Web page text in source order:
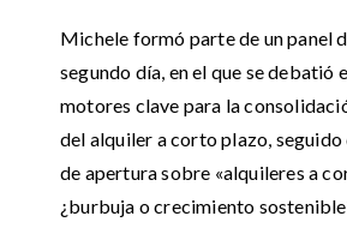
Michele formó parte de un panel
segundo día, en el que se debatió
motores clave para la
del alquiler a corto plazo, seguido
de apertura sobre «alquileres a
¿burbuja o crecimiento